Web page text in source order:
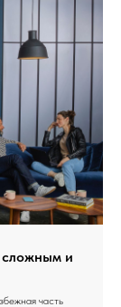
сложным и
часть